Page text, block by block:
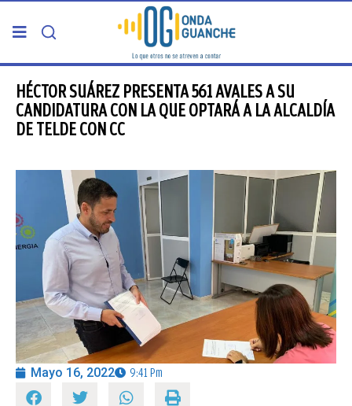
PORTADA
TELDE
GRAN CANARIA
CANARIAS
5ª COLUMNA
CARTAS DEL DIRECTOR
ENTREVISTAS
OPINIÓN
HÉCTOR SUÁREZ PRESENTA 561 AVALES A SU
CANDIDATURA CON LA QUE OPTARÁ A LA ALCALDÍA
DE TELDE CON CC
Mayo 16, 2022 9:41 Pm